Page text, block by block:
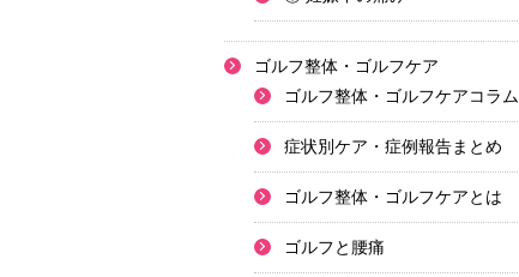
ゴルフ整体・ゴルフケア
ゴルフ整体・ゴルフケアコラム
症状別ケア・症例報告まとめ
ゴルフ整体・ゴルフケアとは
ゴルフと腰痛